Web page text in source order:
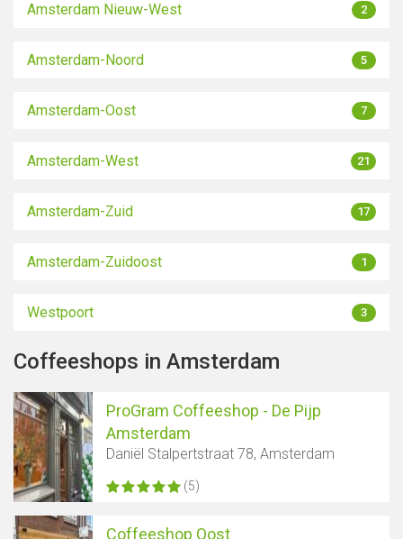
Amsterdam Nieuw-West 2
Amsterdam-Noord 5
Amsterdam-Oost 7
Amsterdam-West 21
Amsterdam-Zuid 17
Amsterdam-Zuidoost 1
Westpoort 3
Coffeeshops in Amsterdam
ProGram Coffeeshop - De Pijp
Amsterdam
Daniël Stalpertstraat 78, Amsterdam
(5)
Coffeeshop Oost